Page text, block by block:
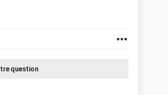
question